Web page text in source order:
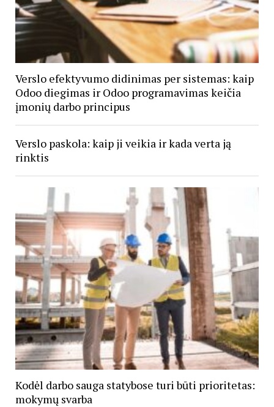
Verslo efektyvumo didinimas per sistemas: kaip
Odoo diegimas ir Odoo programavimas keičia
įmonių darbo principus
Verslo paskola: kaip ji veikia ir kada verta ją
rinktis
Kodėl darbo sauga statybose turi būti prioritetas:
mokymų svarba